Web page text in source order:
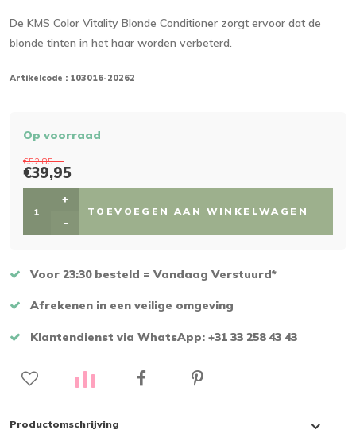
De KMS Color Vitality Blonde Conditioner zorgt ervoor dat de
blonde tinten in het haar worden verbeterd.
Artikelcode : 103016-20262
Op voorraad
€52,85
€39,95
+
-
TOEVOEGEN AAN WINKELWAGEN
Voor 23:30 besteld = Vandaag Verstuurd*
Afrekenen in een veilige omgeving
Klantendienst via WhatsApp: +31 33 258 43 43
Productomschrijving